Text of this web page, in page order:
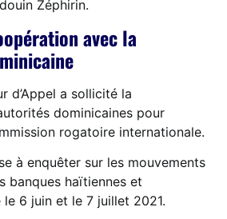
Zéphirin.
avec la
d’Appel a sollicité la
dominicaines pour
rogatoire internationale.
à enquêter sur les mouvements
banques haïtiennes et
6 juin et le 7 juillet 2021.